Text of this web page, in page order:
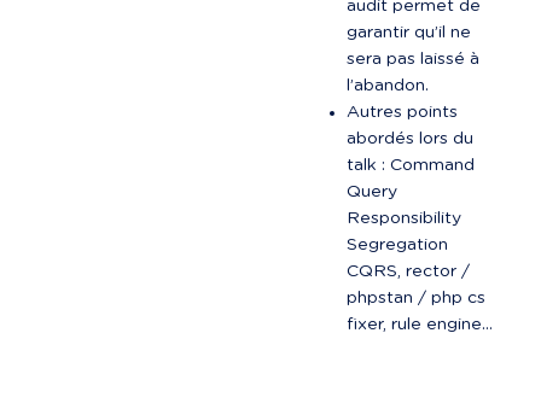
audit permet de
garantir qu’il ne
sera pas laissé à
l’abandon.
Autres points
abordés lors du
talk : Command
Query
Responsibility
Segregation
CQRS, rector /
phpstan / php cs
fixer, rule engine…